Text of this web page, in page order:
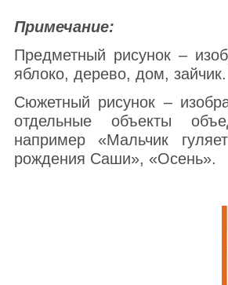
Примечание:
Предметный рисунок –
яблоко, дерево, дом, зайчик.
Сюжетный рисунок –
отдельные объекты
например «Мальчик
рождения Саши», «Осень».